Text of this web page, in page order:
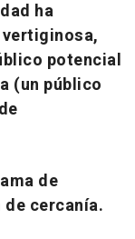
ha
potencial
(un público
de
cercanía.